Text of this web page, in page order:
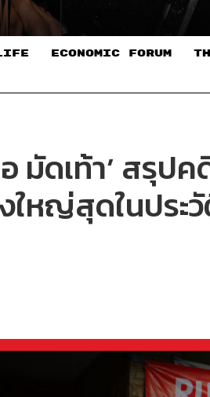
ECONOMIC FORUM
มัดเท้า’ สรุ
ใหญ่สุดในประ